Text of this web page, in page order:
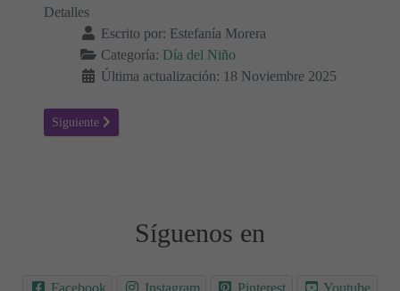
Detalles
Escrito por: Estefanía Morera
Categoría: Día del Niño
Última actualización: 18 Noviembre 2025
Artículo siguiente: Día del Niño: Actividades para Enseñar
Siguiente
Síguenos en
Facebook Instagram Pinterest Youtube